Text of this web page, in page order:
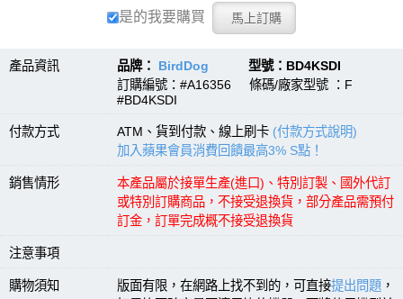
是的我要購買
產品資訊 品牌： BirdDog 型號：BD4KSDI
訂購編號：#A16356 條碼/廠家型號 ：F
#BD4KSDI
付款方式 ATM、貨到付款、線上刷卡 (付款方式說明)
加入蘋果會員消費回饋最高3% S點！
銷售情形
本產品屬於接單生產(進口)、特別訂製、國外代訂
或特別訂購商品，不接受退換貨，部分產品需預付
訂金，訂單完成概不接受退換貨
注意事項
購物須知 版面有限，在網路上找不到的，可直接提出問題 ，